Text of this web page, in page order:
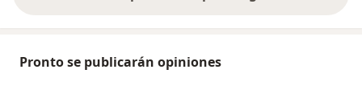
Pronto se publicarán opiniones